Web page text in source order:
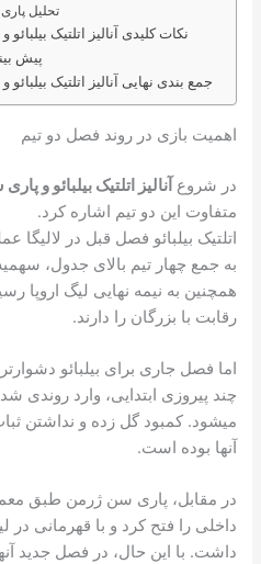
تحلیل
نکات کلیدی آنالیز اتلتیک
پیش
جمع بندی نهایی آنالیز اتلتیک
اهمیت بازی در روند فصل دو تیم
در شروع آنالیز اتلتیک بیلبائو و
متفاوت این دو تیم اشاره کرد.
اتلتیک بیلبائو فصل قبل در
به جمع چهار تیم بالای جدول،
همچنین به نیمه نهایی لیگ اروپا
رقابت با بزرگان را دارند.
اما فصل جاری برای بیلبائو
چند پیروزی ابتدایی، وارد روندی
میشود. کمبود گل زده و نداشتن
آنها بوده است.
در مقابل، پاری سن ژرمن طبق
داخلی را فتح کرد و با قهرمانی
داشت. با این حال، در فصل جدید